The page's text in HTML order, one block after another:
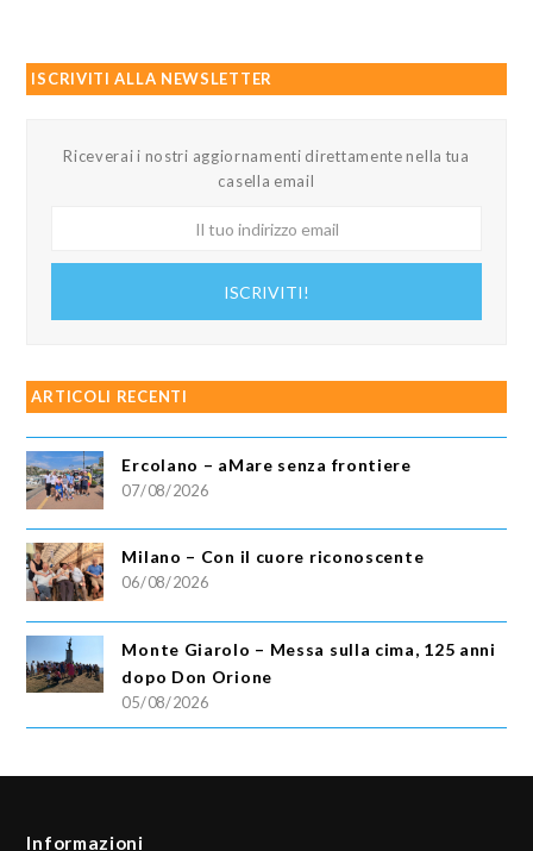
ISCRIVITI ALLA NEWSLETTER
Riceverai i nostri aggiornamenti direttamente nella tua
casella email
ISCRIVITI!
ARTICOLI RECENTI
Ercolano – aMare senza frontiere
07/08/2026
Milano – Con il cuore riconoscente
06/08/2026
Monte Giarolo – Messa sulla cima, 125 anni
dopo Don Orione
05/08/2026
Informazioni